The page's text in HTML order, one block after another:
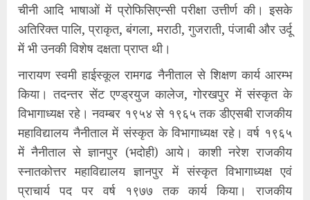
चीनी आदि भाषाओं में प्रोफिसिएन्सी परीक्षा उत्तीर्ण की। इसके
अतिरिक्त पालि, प्राकृत, बंगला, मराठी, गुजराती, पंजाबी और उर्दू
में भी उनकी विशेष दक्षता प्राप्त थी।
नारायण स्वमी हाईस्कूल रामगढ नैनीताल से शिक्षण कार्य आरम्भ
किया। तदन्तर सेंट एण्ड्रयुज कालेज, गोरखपुर में संस्कृत के
विभागाध्यक्ष रहे। नवम्बर १९५४ से १९६५ तक डीएसबी राजकीय
महाविद्यालय नैनीताल में संस्कृत के विभागाध्यक्ष रहे। वर्ष १९६५
में नैनीताल से ज्ञानपुर (भदोही) आये। काशी नरेश राजकीय
स्नातकोत्तर महाविद्यालय ज्ञानपुर में संस्कृत विभागाध्यक्ष एवं
प्राचार्य पद पर वर्ष १९७७ तक कार्य किया। राजकीय